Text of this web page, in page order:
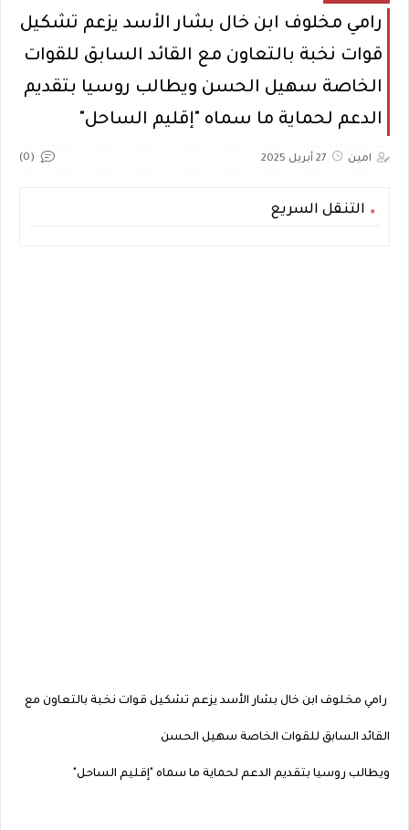
رامي مخلوف ابن خال بشار الأسد يزعم تشكيل
قوات نخبة بالتعاون مع القائد السابق للقوات
الخاصة سهيل الحسن ويطالب روسيا بتقديم
الدعم لحماية ما سماه "إقليم الساحل"
امين 27 أبريل 2025 (0)
التنقل السريع
رامي مخلوف ابن خال بشار الأسد يزعم تشكيل قوات نخبة بالتعاون مع
القائد السابق للقوات الخاصة سهيل الحسن
ويطالب روسيا بتقديم الدعم لحماية ما سماه "إقليم الساحل"